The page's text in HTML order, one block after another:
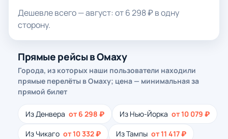
Дешевле всего — август: от 6 298 ₽ в одну
сторону.
Прямые рейсы в Омаху
Города, из которых наши пользователи находили
прямые перелёты в Омаху; цена — минимальная за
прямой билет
Из Денвера от 6 298 ₽ Из Нью-Йорка от 10 079 ₽
Из Чикаго от 10 332 ₽ Из Тампы от 11 417 ₽